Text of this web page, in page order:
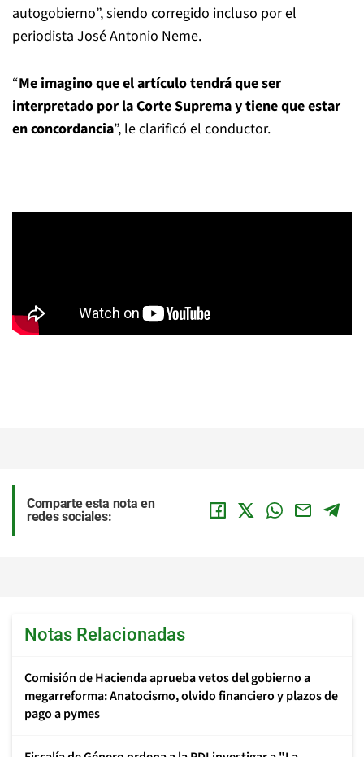
autogobierno”, siendo corregido incluso por el
periodista José Antonio Neme.
“Me imagino que el artículo tendrá que ser
interpretado por la Corte Suprema y tiene que estar
en concordancia”, le clarificó el conductor.
Comparte esta nota en
redes sociales:
Notas Relacionadas
Comisión de Hacienda aprueba vetos del gobierno a
megarreforma: Anatocismo, olvido financiero y plazos de
pago a pymes